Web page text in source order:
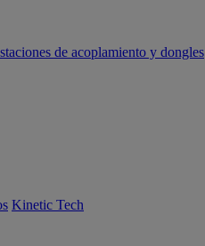
de acoplamiento y dongles
Kinetic Tech